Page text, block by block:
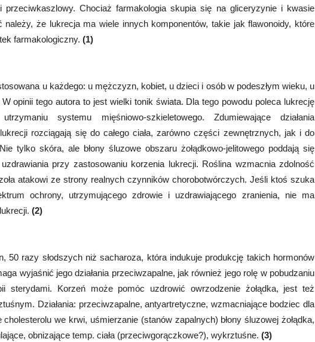
Chociaż farmakologia skupia się na gliceryzynie i kwasie
należy, że lukrecja ma wiele innych komponentów, takie jak flawonoidy, które
farmakologiczny. (1)
u każdego: u mężczyzn, kobiet, u dzieci i osób w podeszłym wieku, u
opinii tego autora to jest wielki tonik świata. Dla tego powodu poleca lukrecję
systemu mięśniowo-szkieletowego. Zdumiewające działania
rozciągają się do całego ciała, zarówno części zewnętrznych, jak i do
tylko skóra, ale błony śluzowe obszaru żołądkowo-jelitowego poddają się
przy zastosowaniu korzenia lukrecji. Roślina wzmacnia zdolność
atakowi ze strony realnych czynników chorobotwórczych. Jeśli ktoś szuka
ochrony, utrzymującego zdrowie i uzdrawiającego zranienia, nie ma
(2)
50 razy słodszych niż sacharoza, która indukuje produkcję takich hormonów
wyjaśnić jego działania przeciwzapalne, jak również jego rolę w pobudzaniu
sterydami. Korzeń może pomóc uzdrowić owrzodzenie żołądka, jest też
Działania: przeciwzapalne, antyartretyczne, wzmacniające bodziec dla
we krwi, uśmierzanie (stanów zapalnych) błony śluzowej żołądka,
obnizające temp. ciała (przeciwgorączkowe?), wykrztuśne. (3)